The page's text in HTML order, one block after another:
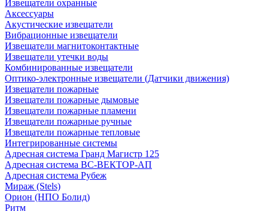
Извещатели охранные
Аксессуары
Акустические извещатели
Вибрационные извещатели
Извещатели магнитоконтактные
Извещатели утечки воды
Комбинированные извещатели
Оптико-электронные извещатели (Датчики движения)
Извещатели пожарные
Извещатели пожарные дымовые
Извещатели пожарные пламени
Извещатели пожарные ручные
Извещатели пожарные тепловые
Интегрированные системы
Адресная система Гранд Магистр 125
Адресная система ВС-ВЕКТОР-АП
Адресная система Рубеж
Мираж (Stels)
Орион (НПО Болид)
Ритм